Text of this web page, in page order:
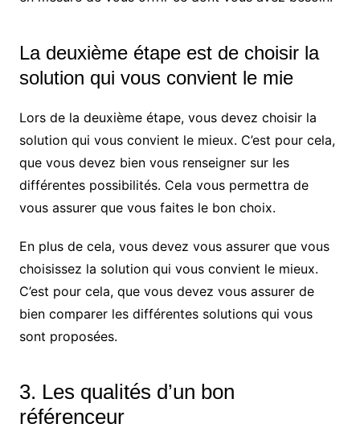
La deuxième étape est de choisir la
solution qui vous convient le mie
Lors de la deuxième étape, vous devez choisir la
solution qui vous convient le mieux. C’est pour cela,
que vous devez bien vous renseigner sur les
différentes possibilités. Cela vous permettra de
vous assurer que vous faites le bon choix.
En plus de cela, vous devez vous assurer que vous
choisissez la solution qui vous convient le mieux.
C’est pour cela, que vous devez vous assurer de
bien comparer les différentes solutions qui vous
sont proposées.
3. Les qualités d’un bon
référenceur